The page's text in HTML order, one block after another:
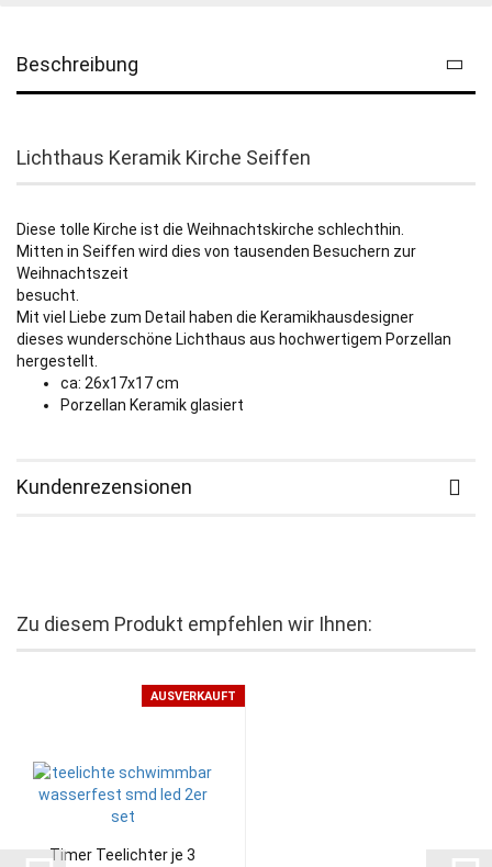
Beschreibung
Lichthaus Keramik Kirche Seiffen
Diese tolle Kirche ist die Weihnachtskirche schlechthin.
Mitten in Seiffen wird dies von tausenden Besuchern zur
Weihnachtszeit
besucht.
Mit viel Liebe zum Detail haben die Keramikhausdesigner
dieses wunderschöne Lichthaus aus hochwertigem Porzellan
hergestellt.
ca: 26x17x17 cm
Porzellan Keramik glasiert
Kundenrezensionen
Zu diesem Produkt empfehlen wir Ihnen:
AUSVERKAUFT
Timer Teelichter je 3